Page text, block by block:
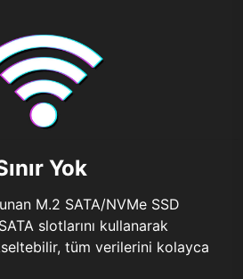
Yok
M.2 SATA/NVMe SSD
slotlarını kullanarak
tüm verilerini kolayca